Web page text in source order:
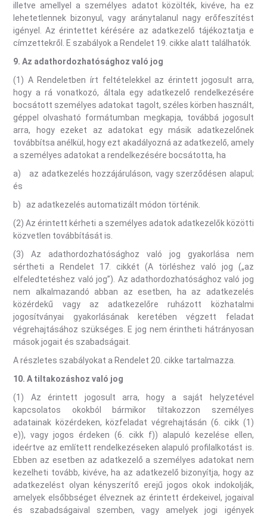
illetve amellyel a személyes adatot közölték, kivéve, ha ez
lehetetlennek bizonyul, vagy aránytalanul nagy erőfeszítést
igényel. Az érintettet kérésére az adatkezelő tájékoztatja e
címzettekről. E szabályok a Rendelet 19. cikke alatt találhatók.
9. Az adathordozhatósághoz való jog
(1) A Rendeletben írt feltételekkel az érintett jogosult arra,
hogy a rá vonatkozó, általa egy adatkezelő rendelkezésére
bocsátott személyes adatokat tagolt, széles körben használt,
géppel olvasható formátumban megkapja, továbbá jogosult
arra, hogy ezeket az adatokat egy másik adatkezelőnek
továbbítsa anélkül, hogy ezt akadályozná az adatkezelő, amely
a személyes adatokat a rendelkezésére bocsátotta, ha
a) az adatkezelés hozzájáruláson, vagy szerződésen alapul;
és
b) az adatkezelés automatizált módon történik.
(2) Az érintett kérheti a személyes adatok adatkezelők közötti
közvetlen továbbítását is.
(3) Az adathordozhatósághoz való jog gyakorlása nem
sértheti a Rendelet 17. cikkét (A törléshez való jog („az
elfeledtetéshez való jog”). Az adathordozhatósághoz való jog
nem alkalmazandó abban az esetben, ha az adatkezelés
közérdekű vagy az adatkezelőre ruházott közhatalmi
jogosítványai gyakorlásának keretében végzett feladat
végrehajtásához szükséges. E jog nem érintheti hátrányosan
mások jogait és szabadságait.
A részletes szabályokat a Rendelet 20. cikke tartalmazza.
10. A tiltakozáshoz való jog
(1) Az érintett jogosult arra, hogy a saját helyzetével
kapcsolatos okokból bármikor tiltakozzon személyes
adatainak közérdeken, közfeladat végrehajtásán (6. cikk (1)
e)), vagy jogos érdeken (6. cikk f)) alapuló kezelése ellen,
ideértve az említett rendelkezéseken alapuló profilalkotást is.
Ebben az esetben az adatkezelő a személyes adatokat nem
kezelheti tovább, kivéve, ha az adatkezelő bizonyítja, hogy az
adatkezelést olyan kényszerítő erejű jogos okok indokolják,
amelyek elsőbbséget élveznek az érintett érdekeivel, jogaival
és szabadságaival szemben, vagy amelyek jogi igények